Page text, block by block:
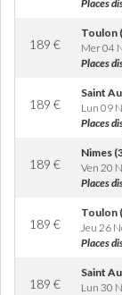
Places
189 €
Toulon
Mer 04
Places
189 €
Saint
Lun 09
Places
189 €
Nimes
Ven 20
Places
189 €
Toulon
Jeu 26
Places
189 €
Saint
Lun 30